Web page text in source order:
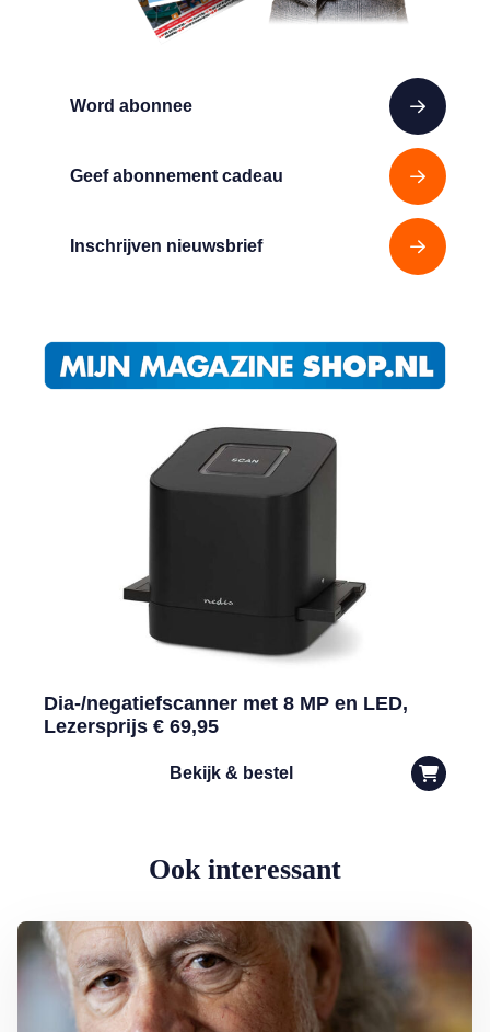
Word abonnee
Geef abonnement cadeau
Inschrijven nieuwsbrief
Dia-/negatiefscanner met 8 MP en LED,
Lezersprijs € 69,95
Bekijk & bestel
Ook interessant
Lees meer over George Baker (81) blijft liedjes schrijven en